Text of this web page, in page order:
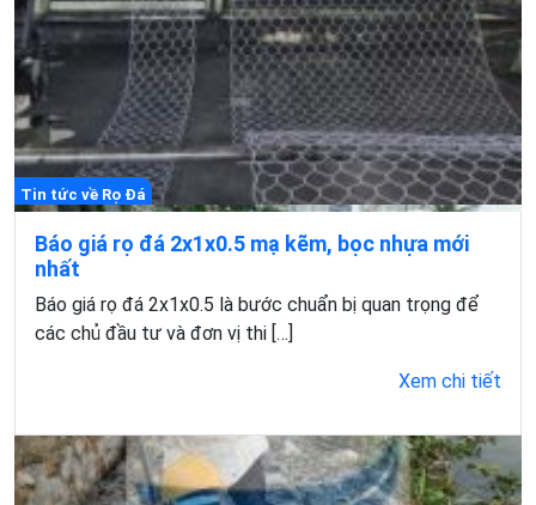
Tin tức về Rọ Đá
Báo giá rọ đá 2x1x0.5 mạ kẽm, bọc nhựa mới
nhất
Báo giá rọ đá 2x1x0.5 là bước chuẩn bị quan trọng để
các chủ đầu tư và đơn vị thi […]
Xem chi tiết